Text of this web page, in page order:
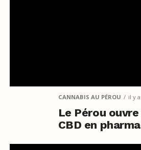
CANNABIS AU PÉROU il y
Le Pérou
CBD en